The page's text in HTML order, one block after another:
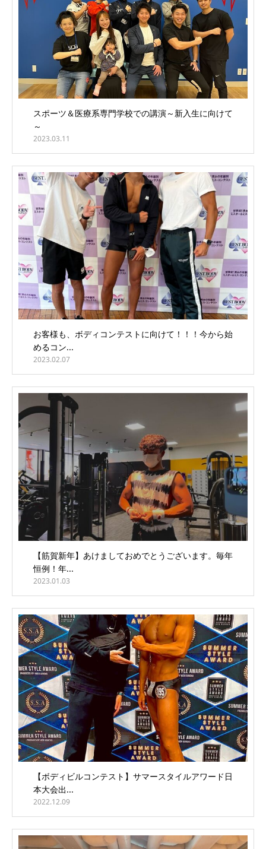
スポーツ＆医療系専門学校での講演～新入生に向けて
～
2023.03.11
お客様も、ボディコンテストに向けて！！！今から始
めるコン...
2023.02.07
【筋賀新年】あけましておめでとうございます。毎年
恒例！年...
2023.01.03
【ボディビルコンテスト】サマースタイルアワード日
本大会出...
2022.12.09